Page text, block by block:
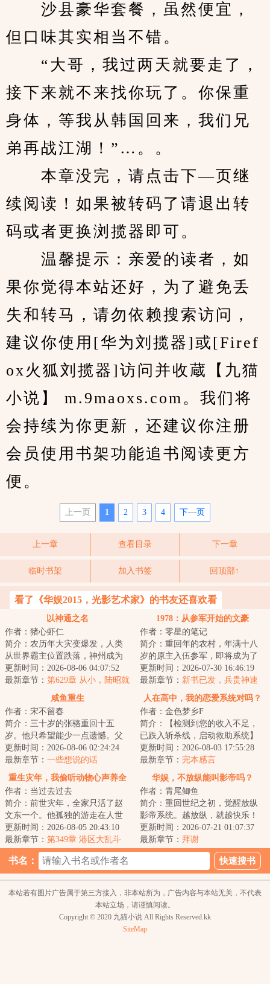
沙县豪华套餐，虽然便宜，
但口味其实相当不错。
“大哥，我过两天就要走了，
接下来就不来找你玩了。你保重
身体，等我从韩国回来，我们兄
弟再战江湖！”…。。
本章没完，请点击下—页继
续阅读！如果被转码了请退出转
码或者更换浏揽器即可。
温馨提示：亲爱的读者，如
果你觉得本站还好，为了避免丢
失和转马，请勿依赖搜索访问，
建议你使用[华为刘揽器]或[Firef
ox火狐刘揽器]访问并收蔵【九猫
小说】 m.9maoxs.com。我们将
会持续为你更新，还建议你注册
会员使用书架功能追书阅读更方
便。
上一页 1 2 3 4 下—页
上一章 查看目录 下一章
临时书架 加入书签 回顶部↑
看了《华娱2015，光影艺术家》的书友还喜欢看
以神通之名
作者：猪心虾仁
简介：农历年大灾变爆发，人类
从世界霸主位置跌落，神州成为
人类最后的自留地。年，武侯陆
昭正在接受调查...
更新时间：2026-08-06 04:07:52
最新章节： 第629章 从小，陆昭就
1978：从参军开始的文豪
作者：零星的笔记
简介：重回年的农村，年满十八
岁的原主入伍参军，即将成为了
军队中的一员。等着周旭重生过
来的时候，手里...
更新时间：2026-07-30 16:46:19
最新章节： 新书已发，兵贵神速
咸鱼重生
作者：宋不留春
简介：三十岁的张骆重回十五
岁。他只希望能少一点遗憾。父
母的遗憾，暗恋的遗憾，成长的
遗憾。他其实所求...
更新时间：2026-08-06 02:24:24
最新章节： 一些想说的话
人在高中，我的恋爱系统对吗？
作者：金色梦乡F
简介：【检测到您的收入不足，
已跌入斩杀线，启动救助系统】
还没高考，陆羽被系统判定为跌
落斩杀线的流浪...
更新时间：2026-08-03 17:55:28
最新章节： 完本感言
重生灾年，我偷听动物心声养全
家
作者：当过去过去
简介：前世灾年，全家只活了赵
文东一个。他孤独的游走在人世
间，每天不断的上山下海，苦练
打猎和捕鱼的本...
更新时间：2026-08-05 20:43:10
最新章节： 第349章 港区大乱斗
华娱，不放纵能叫影帝吗？
作者：青尾鲫鱼
简介：重回世纪之初，觉醒放纵
影帝系统。越放纵，就越快乐！
上辈子活得跟个老黄牛似的李
洛，在系统加持下...
更新时间：2026-07-21 01:07:37
最新章节： 拜谢
书名：
本站若有图片广告属于第三方接入，非本站所为，广告内容与本站无关，不代表
本站立场，请谨慎阅读。
Copyright © 2020 九猫小说 All Rights Reserved.kk
SiteMap